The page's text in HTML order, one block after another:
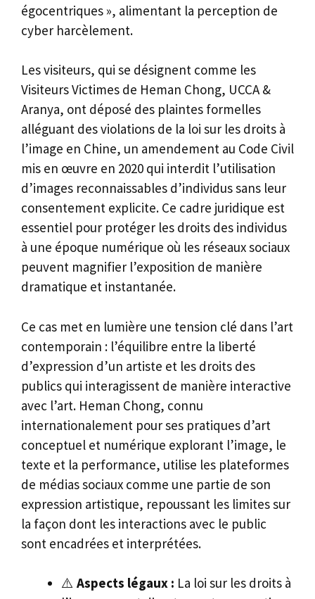
égocentriques », alimentant la perception de
cyber harcèlement.
Les visiteurs, qui se désignent comme les
Visiteurs Victimes de Heman Chong, UCCA &
Aranya, ont déposé des plaintes formelles
alléguant des violations de la loi sur les droits à
l’image en Chine, un amendement au Code Civil
mis en œuvre en 2020 qui interdit l’utilisation
d’images reconnaissables d’individus sans leur
consentement explicite. Ce cadre juridique est
essentiel pour protéger les droits des individus
à une époque numérique où les réseaux sociaux
peuvent magnifier l’exposition de manière
dramatique et instantanée.
Ce cas met en lumière une tension clé dans l’art
contemporain : l’équilibre entre la liberté
d’expression d’un artiste et les droits des
publics qui interagissent de manière interactive
avec l’art. Heman Chong, connu
internationalement pour ses pratiques d’art
conceptuel et numérique explorant l’image, le
texte et la performance, utilise les plateformes
de médias sociaux comme une partie de son
expression artistique, repoussant les limites sur
la façon dont les interactions avec le public
sont encadrées et interprétées.
⚠️ Aspects légaux : La loi sur les droits à